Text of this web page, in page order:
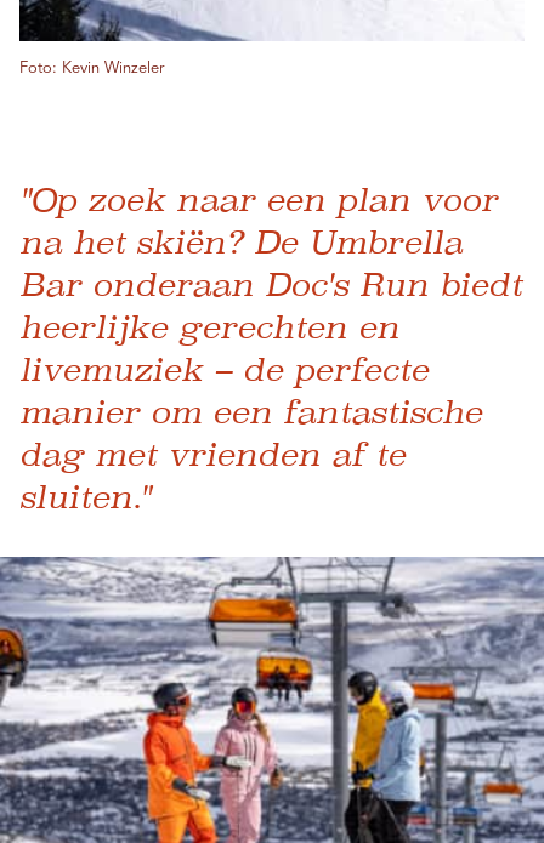
Foto: Kevin Winzeler
"Op zoek naar een plan voor
na het skiën? De Umbrella
Bar onderaan Doc's Run biedt
heerlijke gerechten en
livemuziek – de perfecte
manier om een ​​fantastische
dag met vrienden af ​​te
sluiten."